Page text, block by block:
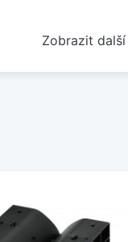
Zobrazit další